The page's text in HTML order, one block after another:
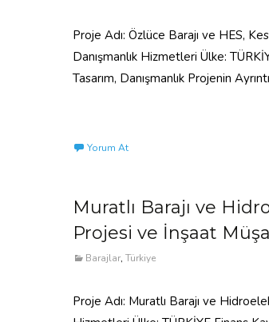
Proje Adı: Özlüce Barajı ve HES,
Danışmanlık Hizmetleri Ülke:
Tasarım, Danışmanlık Projenin
Yorum At
Muratlı Barajı ve
Projesi ve İnşaat
Barajlar, Türkiye
Proje Adı: Muratlı Barajı ve